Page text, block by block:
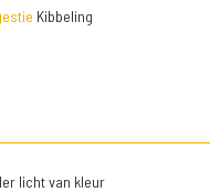
Kibbeling
licht van kleur